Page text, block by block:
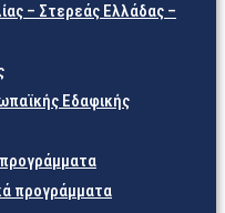
– Στερεάς Ελλάδας –
Εδαφικής
προγράμματα